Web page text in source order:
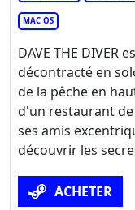
MAC OS
DAVE THE DIVER
décontracté en
de la pêche en
d'un restaurant de
ses amis
découvrir les
ACHETER